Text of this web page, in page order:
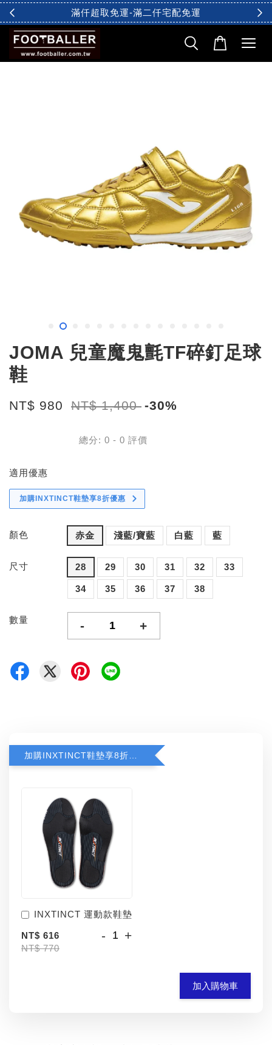
滿仟超取免運-滿二仟宅配免運
JOMA 兒童魔鬼氈TF碎釘足球
鞋
NT$ 980 NT$ 1,400 -30%
總分: 0 - 0 評價
適用優惠
加購INXTINCT鞋墊享8折優惠
顏色 赤金 淺藍/寶藍 白藍 藍
尺寸 28 29 30 31 32 33
34 35 36 37 38
數量 - +
INXTINCT 運動款鞋墊
NT$ 616
NT$ 770
- +
加入購物車